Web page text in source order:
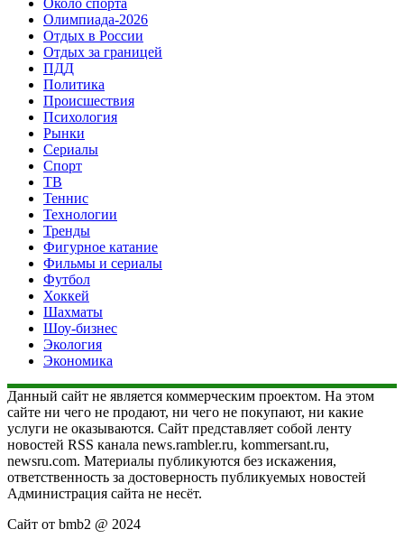
Олимпиада-2026
Отдых в России
Отдых за границей
ПДД
Политика
Происшествия
Психология
Рынки
Сериалы
Спорт
ТВ
Теннис
Технологии
Тренды
Фигурное катание
Фильмы и сериалы
Футбол
Хоккей
Шахматы
Шоу-бизнес
Экология
Экономика
Данный сайт не является коммерческим проектом. На этом
сайте ни чего не продают, ни чего не покупают, ни какие
услуги не оказываются. Сайт представляет собой ленту
новостей RSS канала news.rambler.ru, kommersant.ru,
newsru.com. Материалы публикуются без искажения,
ответственность за достоверность публикуемых новостей
Администрация сайта не несёт.
Сайт от bmb2 @ 2024